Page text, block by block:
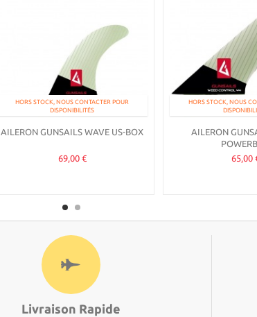
HORS STOCK, NOUS CONTACTER POUR
DISPONIBILITÉS
AILERON GUNSAILS WAVE US-BOX
69,00 €
HORS STOCK, NOUS
AILERON
65,00
Livraison Rapide